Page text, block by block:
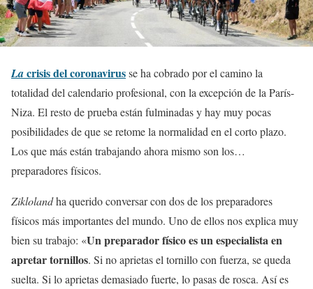
Lacrisis del coronavirusse ha cobrado por el camino la
totalidad del calendario profesional, con la excepción de la París-
Niza. El resto de prueba están fulminadas y hay muy pocas
posibilidades de que se retome la normalidad en el corto plazo.
Los que más están trabajando ahora mismo son los…
preparadores físicos.
Ziklolandha querido conversar con dos de los preparadores
físicos más importantes del mundo. Uno de ellos nos explica muy
bien su trabajo: «Un preparador físico es un especialista en
apretar tornillos. Si no aprietas el tornillo con fuerza, se queda
suelta. Si lo aprietas demasiado fuerte, lo pasas de rosca. Así es